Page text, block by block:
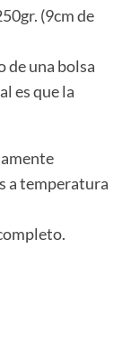
(9cm de
de una bolsa
es que la
a temperatura